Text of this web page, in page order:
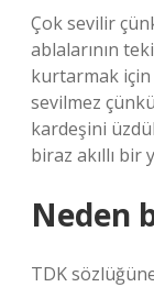
Çok sevilir
ablalarının
kurtarmak için
sevilmez
kardeşini
biraz akıllı bir
Neden
TDK